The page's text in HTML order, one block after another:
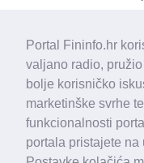
Portal Fininfo.hr
valjano radio,
bolje korisničko
marketinške svrhe
funkcionalnosti
portala pristajete na